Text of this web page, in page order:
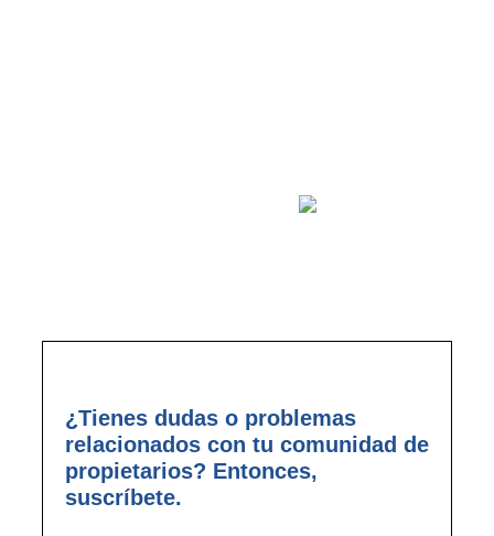
¿Tienes dudas o problemas
relacionados con tu comunidad de
propietarios? Entonces,
suscríbete.